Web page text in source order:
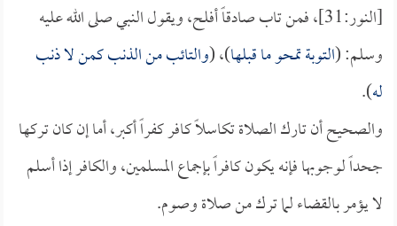
[النور:31]، فمن تاب صادقاً أفلح، ويقول النبي صلى الله عليه
وسلم: (التوبة تمحو ما قبلها)، (والتائب من الذنب كمن لا ذنب
له).
والصحيح أن تارك الصلاة تكاسلاً كافر كفراً أكبر، أما إن كان تركها
جحداً لوجوبها فإنه يكون كافراً بإجماع المسلمين، والكافر إذا أسلم
لا يؤمر بالقضاء لما ترك من صلاة وصوم.